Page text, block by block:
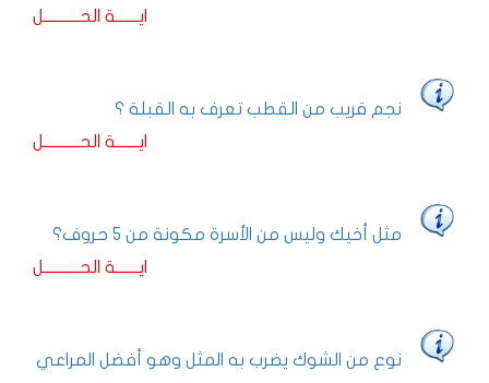
ايـــــــة الحـــــــــــل
نجم قريب من القطب تعرف به القبلة ؟
ايـــــــة الحـــــــــــل
مثل أخيك وليس من الأسرة مكونة من 5 حروف؟
ايـــــــة الحـــــــــــل
نوع من الشوك يضرب به المثل وهو أفضل المراعي